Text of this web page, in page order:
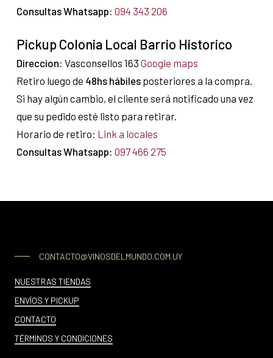
Consultas Whatsapp: 094 343 206
Pickup Colonia Local Barrio Historico
Direccion: Vasconsellos 163 Google maps
Retiro luego de 48hs hábilesposteriores a la compra.
Si hay algún cambio, el cliente será notificado una vez
que su pedido esté listo para retirar.
Horario de retiro: Link a locales
Consultas Whatsapp: 097 466 275
CONTACTO@VINOSDELMUNDO.COM.UY
NUESTRAS TIENDAS
ENVÍOS Y PICKUP
CONTACTO
TÉRMINOS Y CONDICIONES